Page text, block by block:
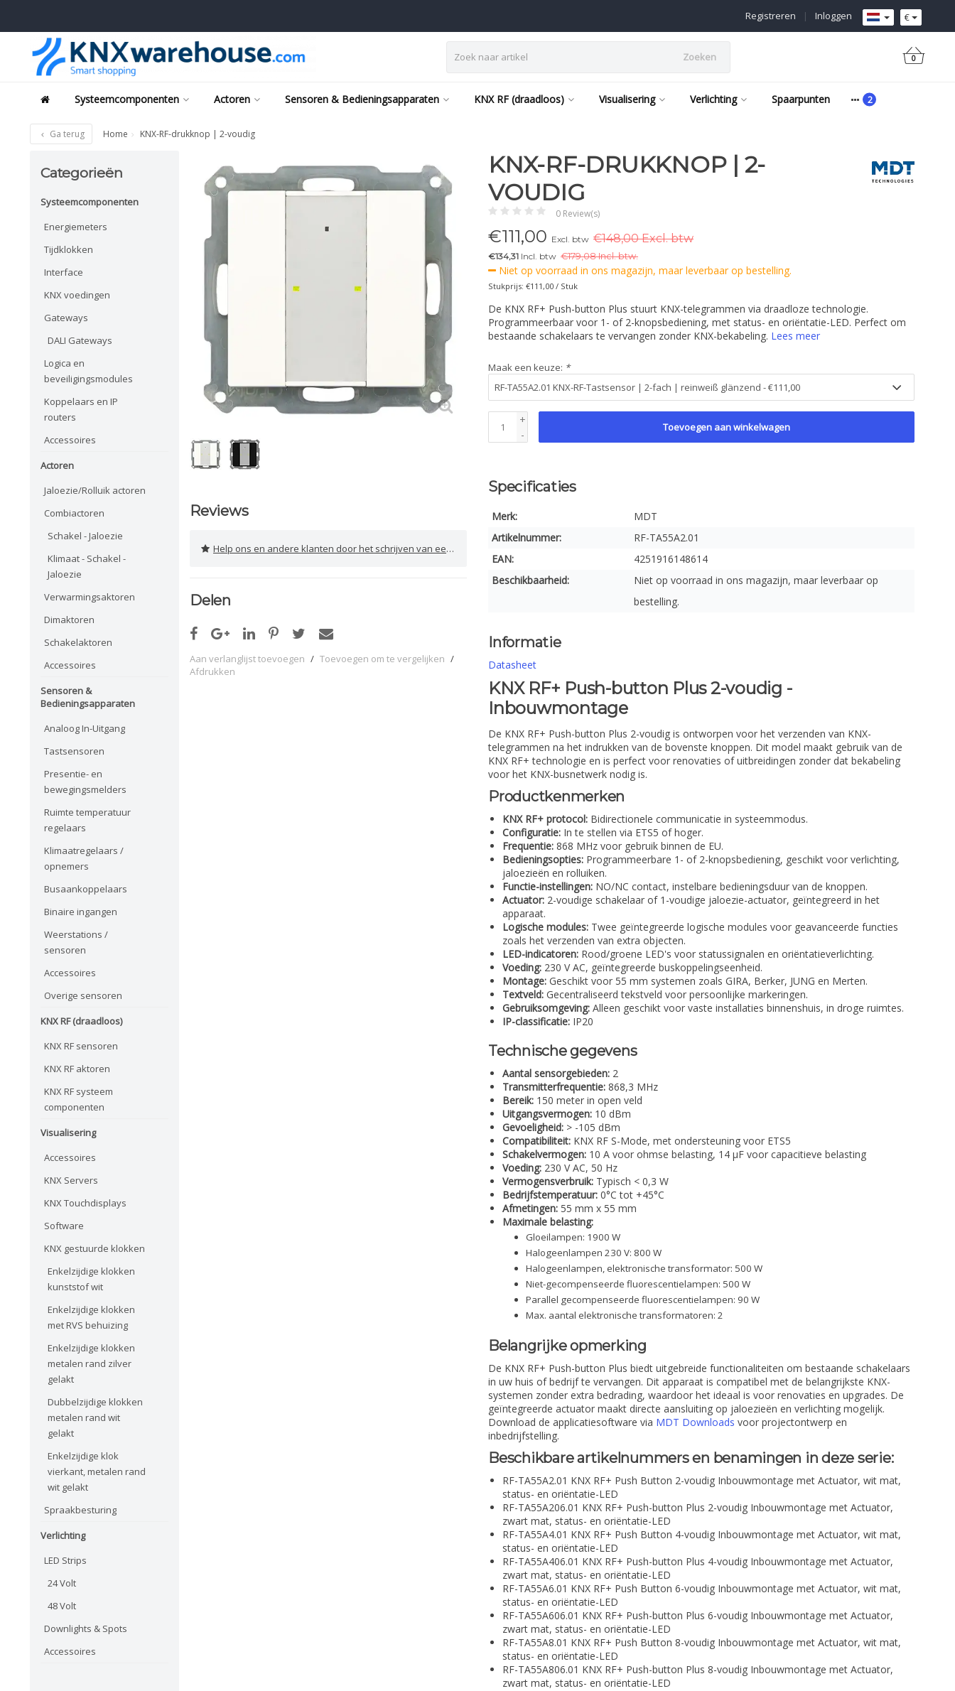
€
Inloggen
|
Registreren
Zoeken 0
Systeemcomponenten Actoren Sensoren & Bedieningsapparaten KNX RF (draadloos) Visualisering Verlichting Spaarpunten
Ga terug Home KNX-RF-drukknop | 2-voudig
Categorieën
Systeemcomponenten
Energiemeters
Tijdklokken
Interface
KNX voedingen
Gateways
DALI Gateways
Logica en
beveiligingsmodules
Koppelaars en IP
routers
Accessoires
Actoren
Jaloezie/Rolluik actoren
Combiactoren
Schakel - Jaloezie
Klimaat - Schakel -
Jaloezie
Verwarmingsaktoren
Dimaktoren
Schakelaktoren
Accessoires
Sensoren &
Bedieningsapparaten
Analoog In-Uitgang
Tastsensoren
Presentie- en
bewegingsmelders
Ruimte temperatuur
regelaars
Klimaatregelaars /
opnemers
Busaankoppelaars
Binaire ingangen
Weerstations /
sensoren
Accessoires
Overige sensoren
KNX RF (draadloos)
KNX RF sensoren
KNX RF aktoren
KNX RF systeem
componenten
Visualisering
Accessoires
KNX Servers
KNX Touchdisplays
Software
KNX gestuurde klokken
Enkelzijdige klokken
kunststof wit
Enkelzijdige klokken
met RVS behuizing
Enkelzijdige klokken
metalen rand zilver
gelakt
Dubbelzijdige klokken
metalen rand wit
gelakt
Enkelzijdige klok
vierkant, metalen rand
wit gelakt
Spraakbesturing
Verlichting
LED Strips
24 Volt
48 Volt
Downlights & Spots
Accessoires
Reviews
Help ons en andere klanten door het schrijven van een review
Delen
Aan verlanglijst toevoegen / Toevoegen om te vergelijken /
Afdrukken
KNX-RF-DRUKKNOP | 2-
VOUDIG
0 Review(s)
€111,00 Excl. btw €148,00 Excl. btw
€134,31 Incl. btw €179,08 Incl. btw.
Niet op voorraad in ons magazijn, maar leverbaar op bestelling.
Stukprijs: €111,00 / Stuk
De KNX RF+ Push-button Plus stuurt KNX-telegrammen via draadloze technologie.
Programmeerbaar voor 1- of 2-knopsbediening, met status- en oriëntatie-LED. Perfect om
bestaande schakelaars te vervangen zonder KNX-bekabeling. Lees meer
Maak een keuze: *
+
-
Toevoegen aan winkelwagen
Specificaties
Merk:
MDT
Artikelnummer:
RF-TA55A2.01
EAN:
4251916148614
Beschikbaarheid:
Niet op voorraad in ons magazijn, maar leverbaar op
bestelling.
Informatie
Datasheet
KNX RF+ Push-button Plus 2-voudig -
Inbouwmontage
De KNX RF+ Push-button Plus 2-voudig is ontworpen voor het verzenden van KNX-
telegrammen na het indrukken van de bovenste knoppen. Dit model maakt gebruik van de
KNX RF+ technologie en is perfect voor renovaties of uitbreidingen zonder dat bekabeling
voor het KNX-busnetwerk nodig is.
Productkenmerken
KNX RF+ protocol: Bidirectionele communicatie in systeemmodus.
Configuratie: In te stellen via ETS5 of hoger.
Frequentie: 868 MHz voor gebruik binnen de EU.
Bedieningsopties: Programmeerbare 1- of 2-knopsbediening, geschikt voor verlichting,
jaloezieën en rolluiken.
Functie-instellingen: NO/NC contact, instelbare bedieningsduur van de knoppen.
Actuator: 2-voudige schakelaar of 1-voudige jaloezie-actuator, geïntegreerd in het
apparaat.
Logische modules: Twee geïntegreerde logische modules voor geavanceerde functies
zoals het verzenden van extra objecten.
LED-indicatoren: Rood/groene LED's voor statussignalen en oriëntatieverlichting.
Voeding: 230 V AC, geïntegreerde buskoppelingseenheid.
Montage: Geschikt voor 55 mm systemen zoals GIRA, Berker, JUNG en Merten.
Textveld: Gecentraliseerd tekstveld voor persoonlijke markeringen.
Gebruiksomgeving: Alleen geschikt voor vaste installaties binnenshuis, in droge ruimtes.
IP-classificatie: IP20
Technische gegevens
Aantal sensorgebieden: 2
Transmitterfrequentie: 868,3 MHz
Bereik: 150 meter in open veld
Uitgangsvermogen: 10 dBm
Gevoeligheid: > -105 dBm
Compatibiliteit: KNX RF S-Mode, met ondersteuning voor ETS5
Schakelvermogen: 10 A voor ohmse belasting, 14 µF voor capacitieve belasting
Voeding: 230 V AC, 50 Hz
Vermogensverbruik: Typisch < 0,3 W
Bedrijfstemperatuur: 0°C tot +45°C
Afmetingen: 55 mm x 55 mm
Maximale belasting:
Gloeilampen: 1900 W
Halogeenlampen 230 V: 800 W
Halogeenlampen, elektronische transformator: 500 W
Niet-gecompenseerde fluorescentielampen: 500 W
Parallel gecompenseerde fluorescentielampen: 90 W
Max. aantal elektronische transformatoren: 2
Belangrijke opmerking
De KNX RF+ Push-button Plus biedt uitgebreide functionaliteiten om bestaande schakelaars
in uw huis of bedrijf te vervangen. Dit apparaat is compatibel met de belangrijkste KNX-
systemen zonder extra bedrading, waardoor het ideaal is voor renovaties en upgrades. De
geïntegreerde actuator maakt directe aansluiting op jaloezieën en verlichting mogelijk.
Download de applicatiesoftware via MDT Downloads voor projectontwerp en
inbedrijfstelling.
Beschikbare artikelnummers en benamingen in deze serie:
RF-TA55A2.01 KNX RF+ Push Button 2-voudig Inbouwmontage met Actuator, wit mat,
status- en oriëntatie-LED
RF-TA55A206.01 KNX RF+ Push-button Plus 2-voudig Inbouwmontage met Actuator,
zwart mat, status- en oriëntatie-LED
RF-TA55A4.01 KNX RF+ Push Button 4-voudig Inbouwmontage met Actuator, wit mat,
status- en oriëntatie-LED
RF-TA55A406.01 KNX RF+ Push-button Plus 4-voudig Inbouwmontage met Actuator,
zwart mat, status- en oriëntatie-LED
RF-TA55A6.01 KNX RF+ Push Button 6-voudig Inbouwmontage met Actuator, wit mat,
status- en oriëntatie-LED
RF-TA55A606.01 KNX RF+ Push-button Plus 6-voudig Inbouwmontage met Actuator,
zwart mat, status- en oriëntatie-LED
RF-TA55A8.01 KNX RF+ Push Button 8-voudig Inbouwmontage met Actuator, wit mat,
status- en oriëntatie-LED
RF-TA55A806.01 KNX RF+ Push-button Plus 8-voudig Inbouwmontage met Actuator,
zwart mat, status- en oriëntatie-LED